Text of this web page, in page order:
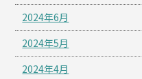
2024年6月
2024年5月
2024年4月